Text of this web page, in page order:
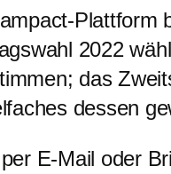
Plattform
2022
das
dessen
E-Mail oder